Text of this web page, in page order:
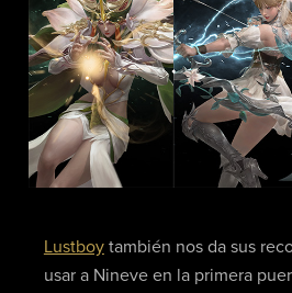
Lustboytambién nos da sus
usar a Nineve en la primera